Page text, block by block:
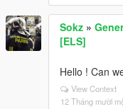
Sokz »
[ELS]
Hello ! Can
View Context
12 Tháng mười